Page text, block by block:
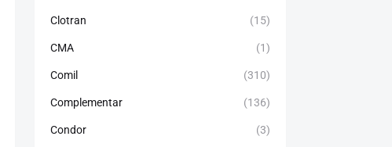
Clotran (15)
CMA (1)
Comil (310)
Complementar (136)
Condor (3)